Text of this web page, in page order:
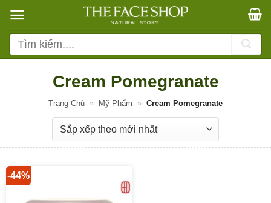
qua
nội
dung
Tìm
kiếm:
Cream Pomegranate
Trang Chủ » Mỹ Phẩm » Cream Pomegranate
-44%